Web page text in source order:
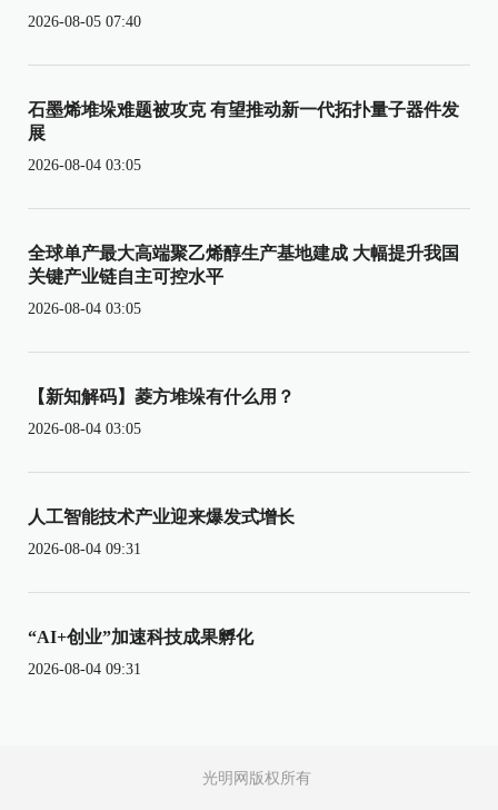
2026-08-05 07:40
石墨烯堆垛难题被攻克 有望推动新一代拓扑量子器件发
展
2026-08-04 03:05
全球单产最大高端聚乙烯醇生产基地建成 大幅提升我国
关键产业链自主可控水平
2026-08-04 03:05
【新知解码】菱方堆垛有什么用？
2026-08-04 03:05
人工智能技术产业迎来爆发式增长
2026-08-04 09:31
“AI+创业”加速科技成果孵化
2026-08-04 09:31
光明网版权所有